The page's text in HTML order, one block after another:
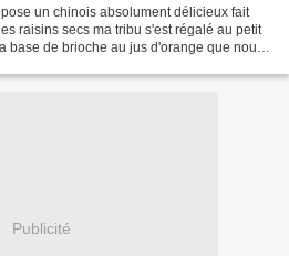
un chinois absolument délicieux fait
raisins secs ma tribu s'est régalé au petit
de brioche au jus d'orange que nous
Publicité